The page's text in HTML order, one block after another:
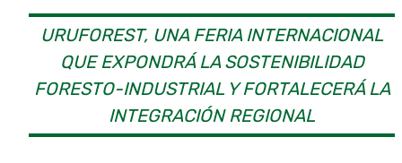
URUFOREST, UNA FERIA INTERNACIONAL
QUE EXPONDRÁ LA SOSTENIBILIDAD
FORESTO-INDUSTRIAL Y FORTALECERÁ LA
INTEGRACIÓN REGIONAL